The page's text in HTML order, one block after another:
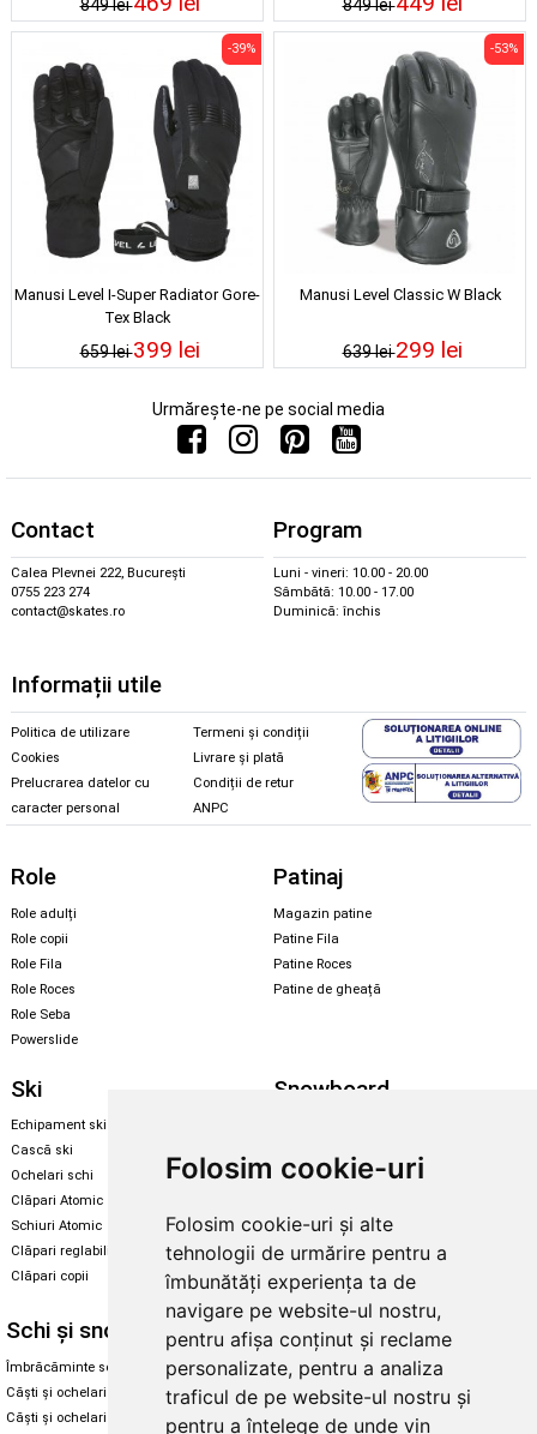
Folosim cookie-uri
Folosim cookie-uri și alte
tehnologii de urmărire pentru a
îmbunătăți experiența ta de
navigare pe website-ul nostru,
pentru afișa conținut și reclame
personalizate, pentru a analiza
traficul de pe website-ul nostru și
pentru a înțelege de unde vin
849 lei 849 lei
Manusi Level I-Super Radiator Gore-
Tex Black
659 lei
-39%
399 lei
Manusi Level Classic W Black
639 lei
-53%
299 lei
Urmărește-ne pe social media
Contact
Calea Plevnei 222, București
0755 223 274
contact@skates.ro
Program
Luni - vineri: 10.00 - 20.00
Sâmbătă: 10.00 - 17.00
Duminică: închis
Informații utile
Politica de utilizare
Cookies
Prelucrarea datelor cu
caracter personal
Termeni și condiții
Livrare și plată
Condiții de retur
ANPC
Role
Role adulți
Role copii
Role Fila
Role Roces
Role Seba
Powerslide
Patinaj
Magazin patine
Patine Fila
Patine Roces
Patine de gheață
Ski
Echipament ski
Cască ski
Ochelari schi
Clăpari Atomic
Schiuri Atomic
Clăpari reglabili
Clăpari copii
Snowboard
Legături Rome SDS
Skate & longboard
Santa Cruz
Enuff Skateboards
Schi și snowboard
Îmbrăcăminte schi și snowboard
Căști și ochelari de iarnă
Căști și ochelari Alpina
Diverse
Cum aleg rolele
Cum aleg ochelarii
Ochelari de soare Oakley